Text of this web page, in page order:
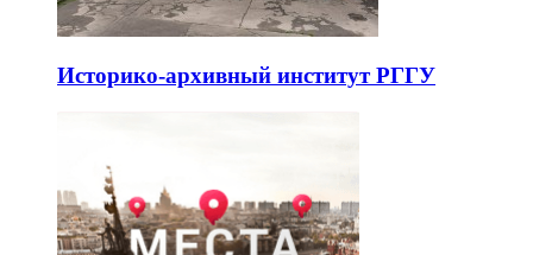
Историко-архивный институт РГГУ